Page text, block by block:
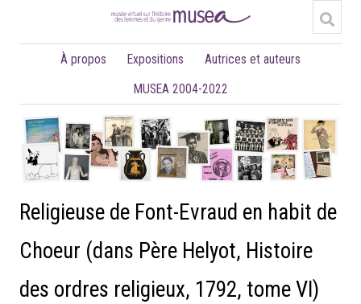
À propos Expositions
Autrices et auteurs
MUSEA 2004-2022
Religieuse de Font-Evraud en habit de
Choeur (dans Père Helyot, Histoire
des ordres religieux, 1792, tome VI)